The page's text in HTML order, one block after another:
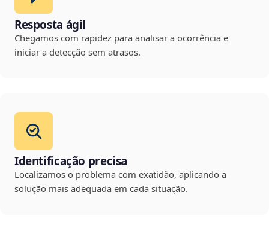
Resposta ágil
Chegamos com rapidez para analisar a ocorrência e
iniciar a detecção sem atrasos.
Identificação precisa
Localizamos o problema com exatidão, aplicando a
solução mais adequada em cada situação.